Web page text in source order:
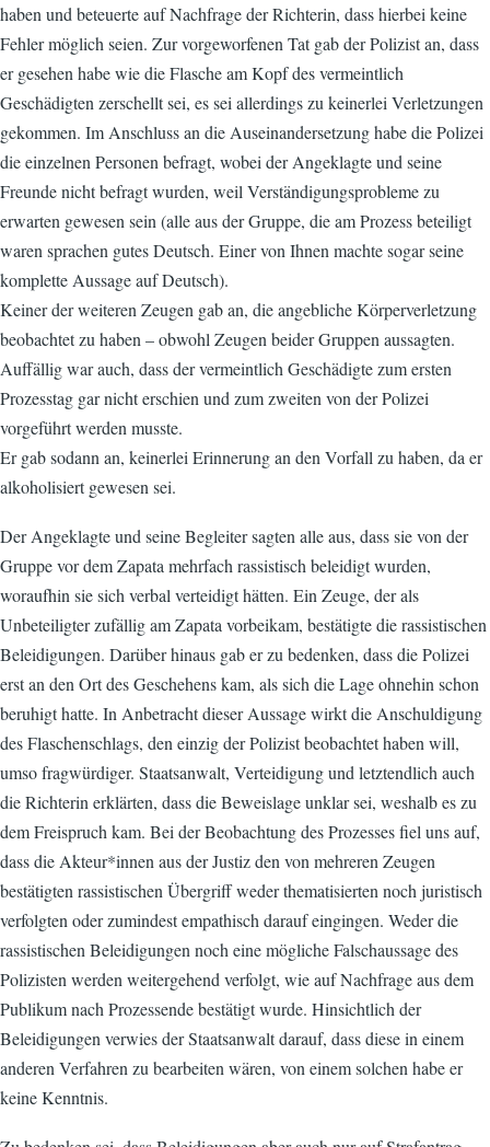
haben und beteuerte auf Nachfrage der Richterin, dass hierbei keine
Fehler möglich seien. Zur vorgeworfenen Tat gab der Polizist an, dass
er gesehen habe wie die Flasche am Kopf des vermeintlich
Geschädigten zerschellt sei, es sei allerdings zu keinerlei Verletzungen
gekommen. Im Anschluss an die Auseinandersetzung habe die Polizei
die einzelnen Personen befragt, wobei der Angeklagte und seine
Freunde nicht befragt wurden, weil Verständigungsprobleme zu
erwarten gewesen sein (alle aus der Gruppe, die am Prozess beteiligt
waren sprachen gutes Deutsch. Einer von Ihnen machte sogar seine
komplette Aussage auf Deutsch).
Keiner der weiteren Zeugen gab an, die angebliche Körperverletzung
beobachtet zu haben – obwohl Zeugen beider Gruppen aussagten.
Auffällig war auch, dass der vermeintlich Geschädigte zum ersten
Prozesstag gar nicht erschien und zum zweiten von der Polizei
vorgeführt werden musste.
Er gab sodann an, keinerlei Erinnerung an den Vorfall zu haben, da er
alkoholisiert gewesen sei.
Der Angeklagte und seine Begleiter sagten alle aus, dass sie von der
Gruppe vor dem Zapata mehrfach rassistisch beleidigt wurden,
woraufhin sie sich verbal verteidigt hätten. Ein Zeuge, der als
Unbeteiligter zufällig am Zapata vorbeikam, bestätigte die rassistischen
Beleidigungen. Darüber hinaus gab er zu bedenken, dass die Polizei
erst an den Ort des Geschehens kam, als sich die Lage ohnehin schon
beruhigt hatte. In Anbetracht dieser Aussage wirkt die Anschuldigung
des Flaschenschlags, den einzig der Polizist beobachtet haben will,
umso fragwürdiger. Staatsanwalt, Verteidigung und letztendlich auch
die Richterin erklärten, dass die Beweislage unklar sei, weshalb es zu
dem Freispruch kam. Bei der Beobachtung des Prozesses fiel uns auf,
dass die Akteur*innen aus der Justiz den von mehreren Zeugen
bestätigten rassistischen Übergriff weder thematisierten noch juristisch
verfolgten oder zumindest empathisch darauf eingingen. Weder die
rassistischen Beleidigungen noch eine mögliche Falschaussage des
Polizisten werden weitergehend verfolgt, wie auf Nachfrage aus dem
Publikum nach Prozessende bestätigt wurde. Hinsichtlich der
Beleidigungen verwies der Staatsanwalt darauf, dass diese in einem
anderen Verfahren zu bearbeiten wären, von einem solchen habe er
keine Kenntnis.